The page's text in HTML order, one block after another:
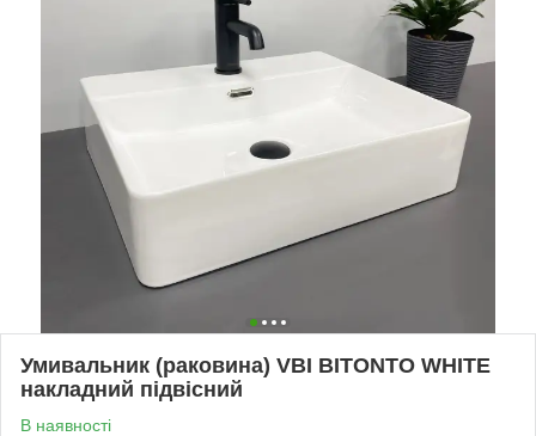
Умивальник (раковина) VBI BITONTO WHITE
накладний підвісний
В наявності